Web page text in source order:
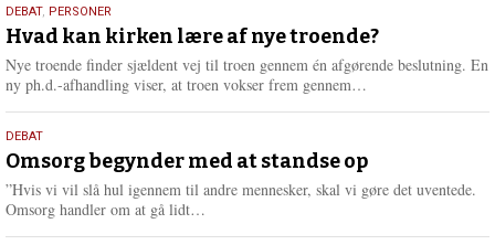
e
r
e
25.
juli
2026
DEBAT, PERSONER
Hvad kan kirken lære af nye troende?
Nye troende finder sjældent vej til troen gennem én afgørende beslutning. En
ny ph.d.-afhandling viser, at troen vokser frem gennem…
e
r
e
9.
juli
2026
DEBAT
Omsorg begynder med at standse op
”Hvis vi vil slå hul igennem til andre mennesker, skal vi gøre det uventede.
Omsorg handler om at gå lidt…